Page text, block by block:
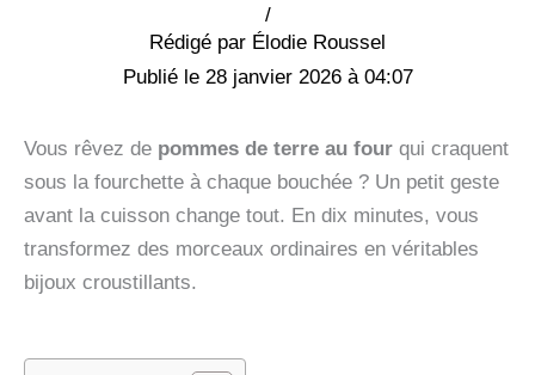
Élodie Roussel
/
28 janvier 2026 à 04:07
Vous rêvez de pommes de terre au four qui craquent
sous la fourchette à chaque bouchée ? Un petit geste
avant la cuisson change tout. En dix minutes, vous
transformez des morceaux ordinaires en véritables
bijoux croustillants.